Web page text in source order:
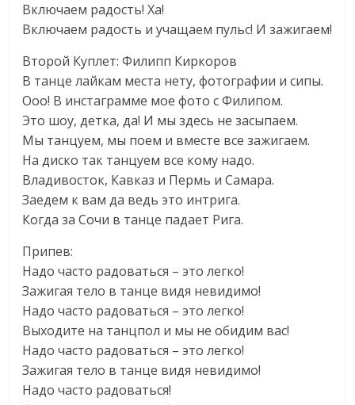
Включаем радость! Ха!
Включаем радость и учащаем пульс! И зажигаем!
Второй Куплет: Филипп Киркоров
В танце лайкам места нету, фотографии и сипы.
Ооо! В инстаграмме мое фото с Филипом.
Это шоу, детка, да! И мы здесь не засыпаем.
Мы танцуем, мы поем и вместе все зажигаем.
На диско так танцуем все кому надо.
Владивосток, Кавказ и Пермь и Самара.
Заедем к вам да ведь это интрига.
Когда за Сочи в танце падает Рига.
Припев:
Надо часто радоваться – это легко!
Зажигая тело в танце видя невидимо!
Надо часто радоваться – это легко!
Выходите на танцпол и мы не обидим вас!
Надо часто радоваться – это легко!
Зажигая тело в танце видя невидимо!
Надо часто радоваться!